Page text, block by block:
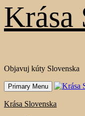
Krása
Objavuj kúty Slovenska
Primary Menu
Krása Slovenska